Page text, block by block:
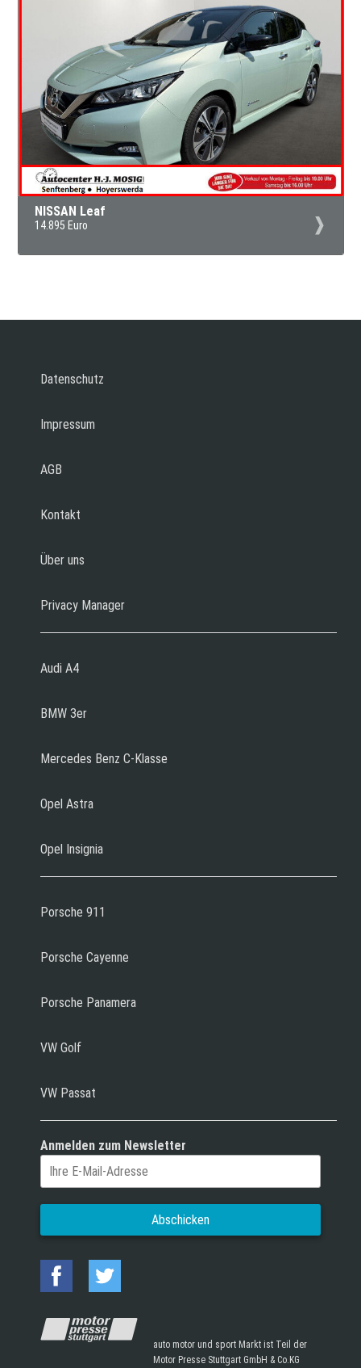
NISSAN Leaf
14.895 Euro
Datenschutz
Impressum
AGB
Kontakt
Über uns
Privacy Manager
Audi A4
BMW 3er
Mercedes Benz C-Klasse
Opel Astra
Opel Insignia
Porsche 911
Porsche Cayenne
Porsche Panamera
VW Golf
VW Passat
Anmelden zum Newsletter
auto motor und sport Markt ist Teil der
Motor Presse Stuttgart GmbH & Co.KG